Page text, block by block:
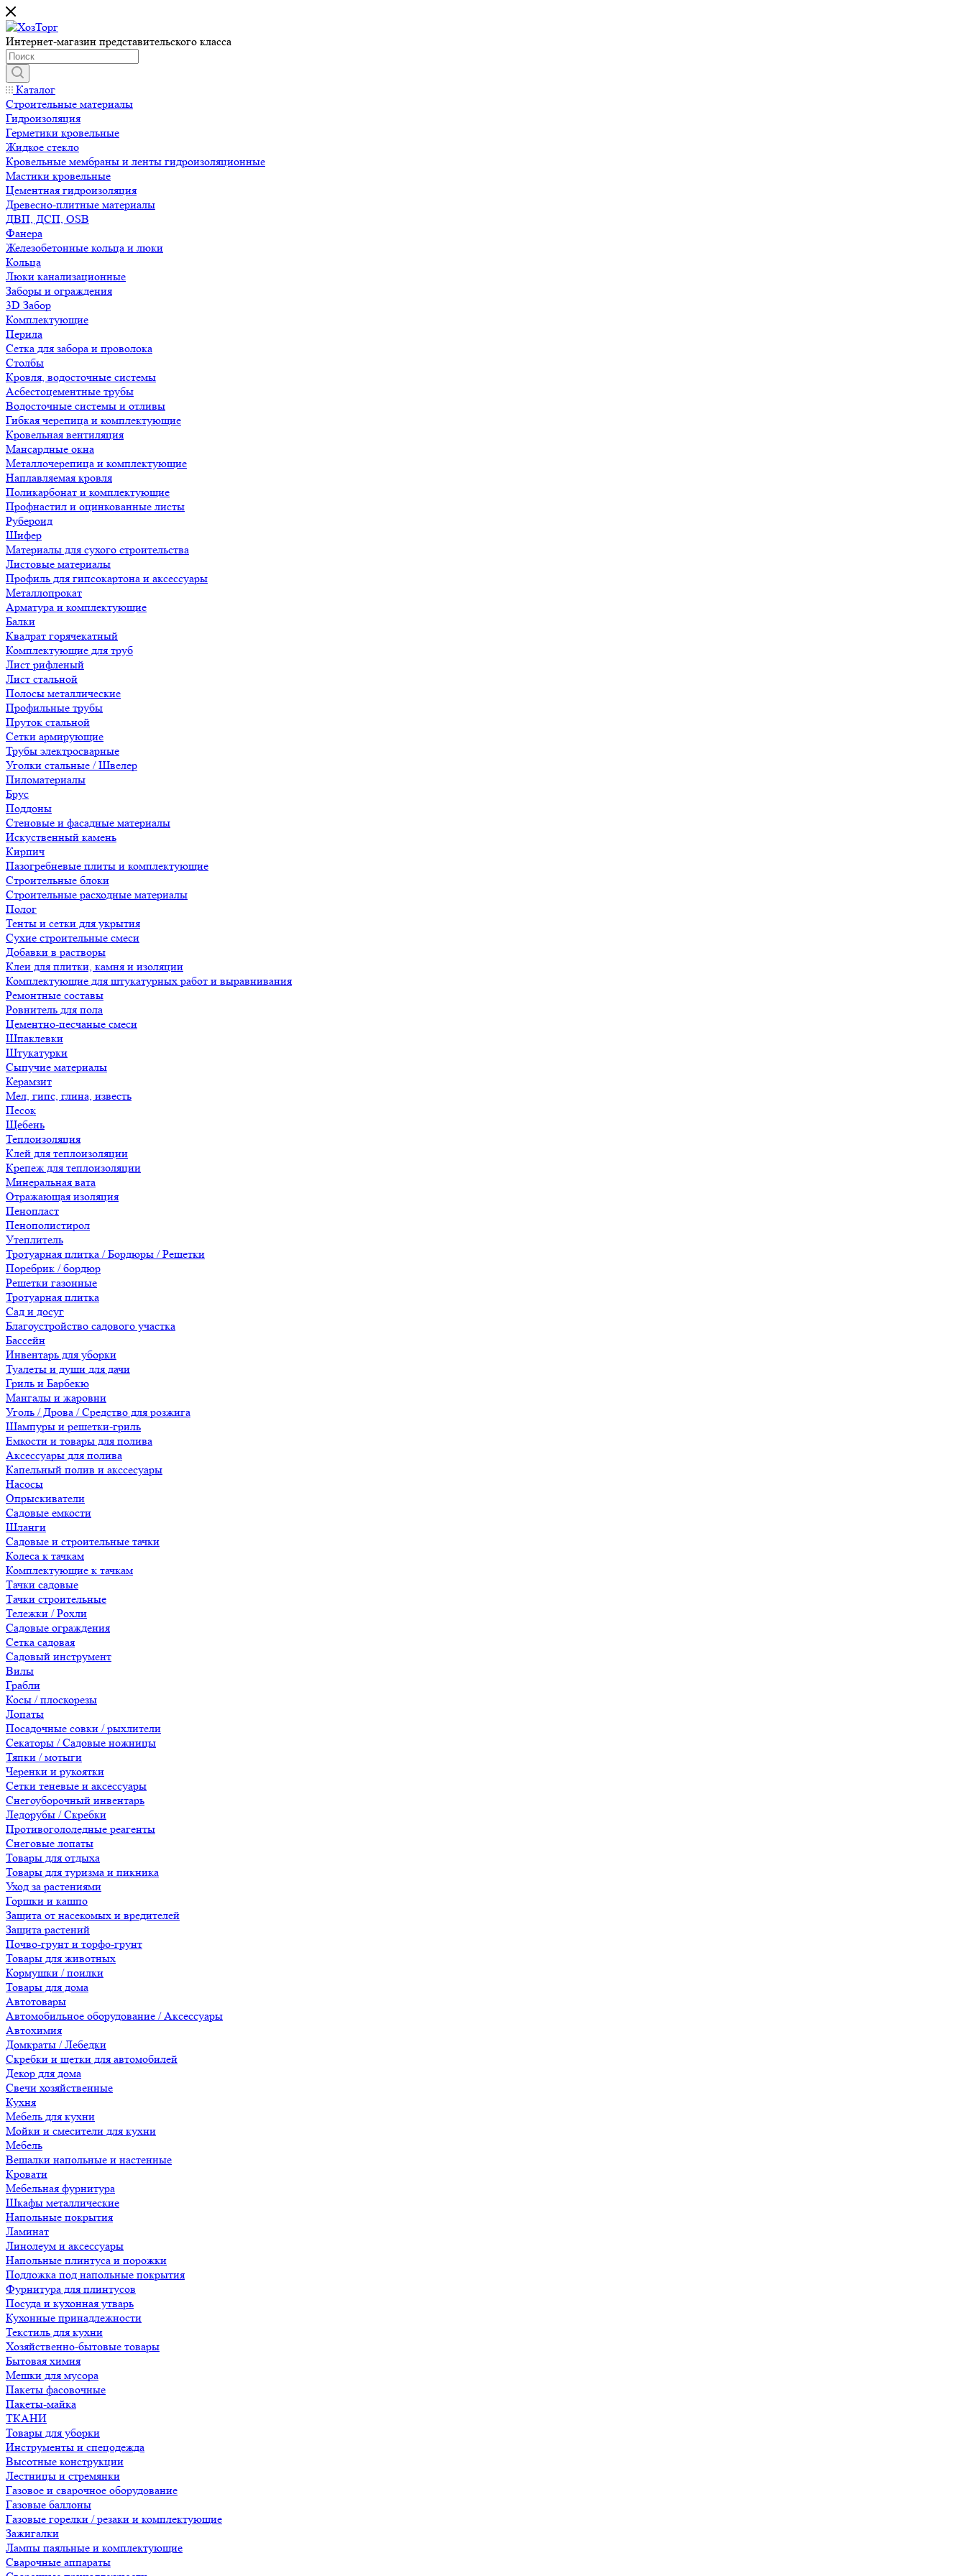
Интернет-магазин представительского класса
Каталог
Строительные материалы
Гидроизоляция
Герметики кровельные
Жидкое стекло
Кровельные мембраны и ленты гидроизоляционные
Мастики кровельные
Цементная гидроизоляция
Древесно-плитные материалы
ДВП, ДСП, OSB
Фанера
Железобетонные кольца и люки
Кольца
Люки канализационные
Заборы и ограждения
3D Забор
Комплектующие
Перила
Сетка для забора и проволока
Столбы
Кровля, водосточные системы
Асбестоцементные трубы
Водосточные системы и отливы
Гибкая черепица и комплектующие
Кровельная вентиляция
Мансардные окна
Металлочерепица и комплектующие
Наплавляемая кровля
Поликарбонат и комплектующие
Профнастил и оцинкованные листы
Рубероид
Шифер
Материалы для сухого строительства
Листовые материалы
Профиль для гипсокартона и аксессуары
Металлопрокат
Арматура и комплектующие
Балки
Квадрат горячекатный
Комплектующие для труб
Лист рифленый
Лист стальной
Полосы металлические
Профильные трубы
Пруток стальной
Сетки армирующие
Трубы электросварные
Уголки стальные / Швелер
Пиломатериалы
Брус
Поддоны
Стеновые и фасадные материалы
Искуственный камень
Кирпич
Пазогребневые плиты и комплектующие
Строительные блоки
Строительные расходные материалы
Полог
Тенты и сетки для укрытия
Сухие строительные смеси
Добавки в растворы
Клеи для плитки, камня и изоляции
Комплектующие для штукатурных работ и выравнивания
Ремонтные составы
Ровнитель для пола
Цементно-песчаные смеси
Шпаклевки
Штукатурки
Сыпучие материалы
Керамзит
Мел, гипс, глина, известь
Песок
Щебень
Теплоизоляция
Клей для теплоизоляции
Крепеж для теплоизоляции
Минеральная вата
Отражающая изоляция
Пенопласт
Пенополистирол
Утеплитель
Тротуарная плитка / Бордюры / Решетки
Поребрик / бордюр
Решетки газонные
Тротуарная плитка
Сад и досуг
Благоустройство садового участка
Бассейн
Инвентарь для уборки
Туалеты и души для дачи
Гриль и Барбекю
Мангалы и жаровни
Уголь / Дрова / Средство для розжига
Шампуры и решетки-гриль
Емкости и товары для полива
Аксессуары для полива
Капельный полив и акссесуары
Насосы
Опрыскиватели
Садовые емкости
Шланги
Садовые и строительные тачки
Колеса к тачкам
Комплектующие к тачкам
Тачки садовые
Тачки строительные
Тележки / Рохли
Садовые ограждения
Сетка садовая
Садовый инструмент
Вилы
Грабли
Косы / плоскорезы
Лопаты
Посадочные совки / рыхлители
Секаторы / Садовые ножницы
Тяпки / мотыги
Черенки и рукоятки
Сетки теневые и аксессуары
Снегоуборочный инвентарь
Ледорубы / Скребки
Противогололедные реагенты
Снеговые лопаты
Товары для отдыха
Товары для туризма и пикника
Уход за растениями
Горшки и кашпо
Защита от насекомых и вредителей
Защита растений
Почво-грунт и торфо-грунт
Товары для животных
Кормушки / поилки
Товары для дома
Автотовары
Автомобильное оборудование / Аксессуары
Автохимия
Домкраты / Лебедки
Скребки и щетки для автомобилей
Декор для дома
Свечи хозяйственные
Кухня
Мебель для кухни
Мойки и смесители для кухни
Мебель
Вешалки напольные и настенные
Кровати
Мебельная фурнитура
Шкафы металлические
Напольные покрытия
Ламинат
Линолеум и аксессуары
Напольные плинтуса и порожки
Подложка под напольные покрытия
Фурнитура для плинтусов
Посуда и кухонная утварь
Кухонные принадлежности
Текстиль для кухни
Хозяйственно-бытовые товары
Бытовая химия
Мешки для мусора
Пакеты фасовочные
Пакеты-майка
ТКАНИ
Товары для уборки
Инструменты и спецодежда
Высотные конструкции
Лестницы и стремянки
Газовое и сварочное оборудование
Газовые баллоны
Газовые горелки / резаки и комплектующие
Зажигалки
Лампы паяльные и комплектующие
Сварочные аппараты